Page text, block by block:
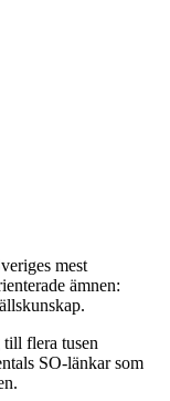
mest
ämnen:
flera tusen
SO-länkar som